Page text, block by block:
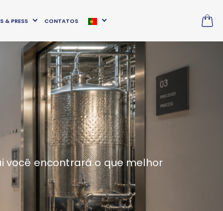
& PRESS CONTATOS
você encontrará o que melhor